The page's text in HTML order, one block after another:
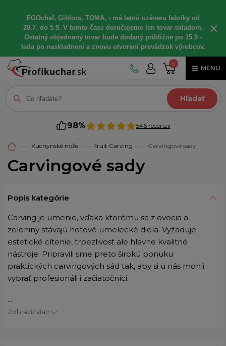
EGOchef, Giblors, TOMA, - má letnú uzáveru fabriky od
28.7. do 5.9. V tomto čase doručujeme len tovar skladom.
Ostatný objednaný tovar bude dodaný približne po 15.9 -
teda po naskladnení a znovu otvorení prevádzok výrobcov.
×
0
MENU
Hľadať
98% 546 recenzií
Kuchynské nože Fruit Carving Carvingové sady
Carvingové sady
Popis kategórie
Carving je umenie, vďaka ktorému sa z ovocia a
zeleniny stávajú hotové umelecké diela. Vyžaduje
estetické cítenie, trpezlivosť ale hlavne kvalitné
nástroje. Pripravili sme preto širokú ponuku
praktických carvingových sád tak, aby si u nás mohli
vybrať profesionáli i začiatočníci.
...
Zobraziť viac